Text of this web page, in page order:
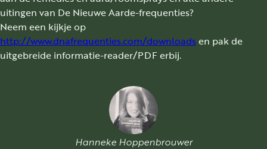
uitingen van De Nieuwe Aarde-frequenties?
Neem een kijkje op
http://www.dnafrequenties.com/downloadsen pak de
uitgebreide informatie-reader/PDF erbij.
Hanneke Hoppenbrouwer